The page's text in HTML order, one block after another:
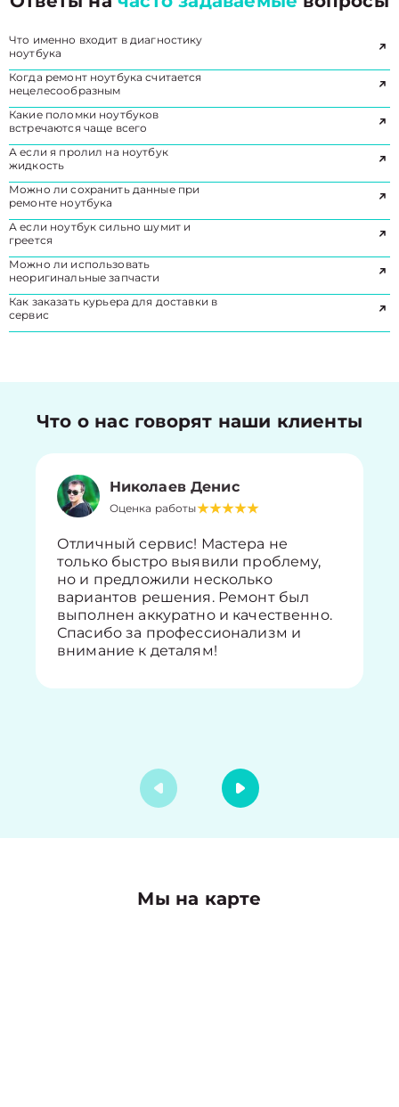
Что именно входит в диагностику
ноутбука
Когда ремонт ноутбука считается
нецелесообразным
Какие поломки ноутбуков
встречаются чаще всего
А если я пролил на ноутбук
жидкость
Можно ли сохранить данные при
ремонте ноутбука
А если ноутбук сильно шумит и
греется
Можно ли использовать
неоригинальные запчасти
Как заказать курьера для доставки в
сервис
Что о нас говорят наши клиенты
Николаев Денис
Оценка работы
Отличный сервис! Мастера не
только быстро выявили проблему,
но и предложили несколько
вариантов решения. Ремонт был
выполнен аккуратно и качественно.
Спасибо за профессионализм и
внимание к деталям!
Мы на карте